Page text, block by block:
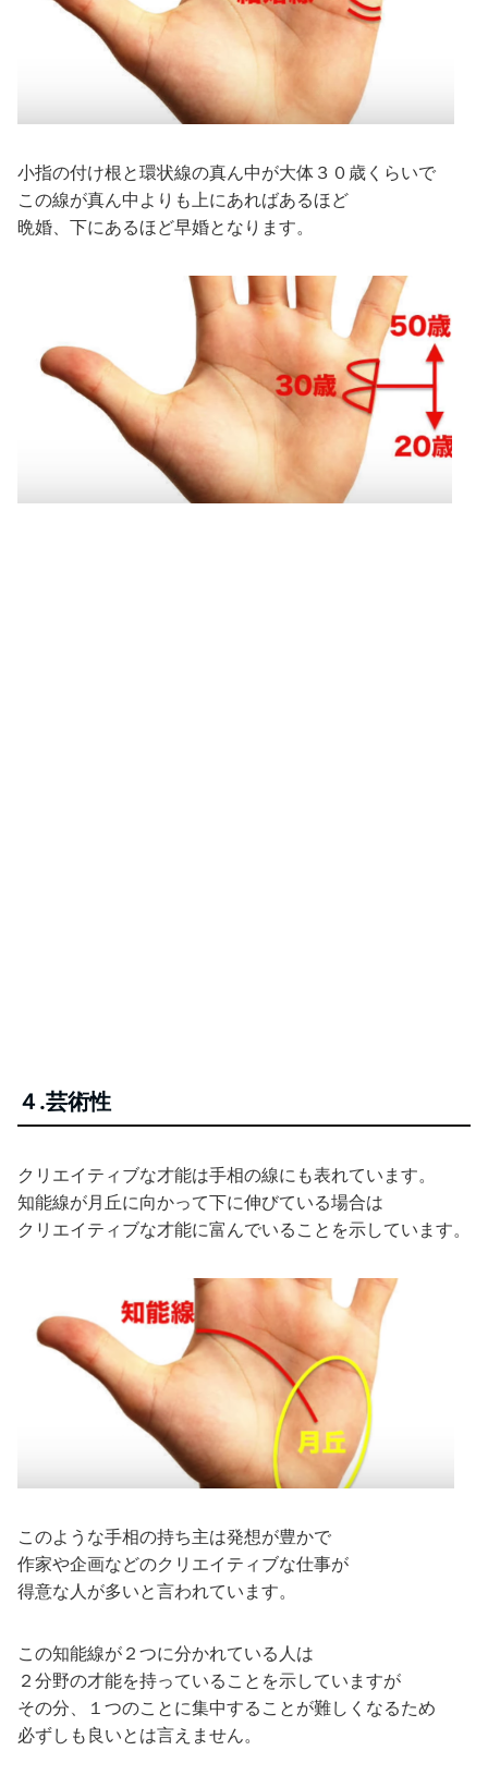
小指の付け根と環状線の真ん中が大体３０歳くらいで
この線が真ん中よりも上にあればあるほど
晩婚、下にあるほど早婚となります。
４.芸術性
クリエイティブな才能は手相の線にも表れています。
知能線が月丘に向かって下に伸びている場合は
クリエイティブな才能に富んでいることを示しています。
このような手相の持ち主は発想が豊かで
作家や企画などのクリエイティブな仕事が
得意な人が多いと言われています。
この知能線が２つに分かれている人は
２分野の才能を持っていることを示していますが
その分、１つのことに集中することが難しくなるため
必ずしも良いとは言えません。